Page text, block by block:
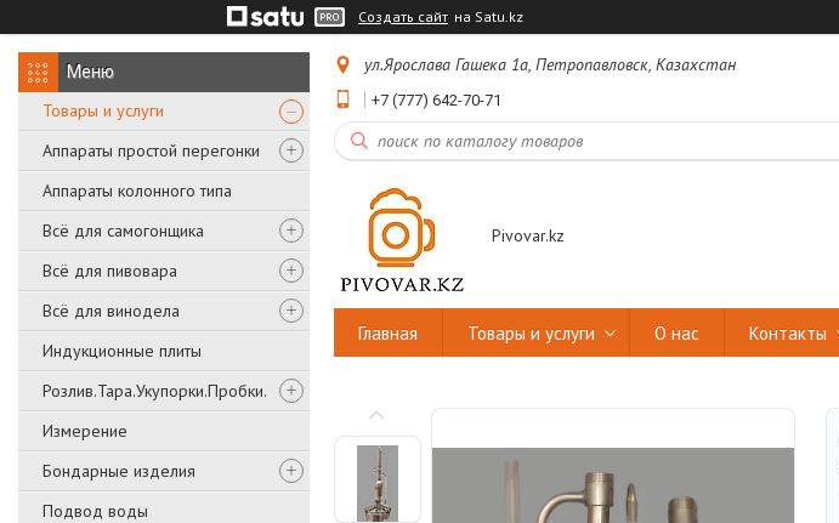
Создать сайт на Satu.kz
Товары и услуги
Аппараты простой перегонки
Аппараты колонного типа
Всё для самогонщика
Всё для пивовара
Всё для винодела
Индукционные плиты
Розлив.Тара.Укупорки.Пробки.
Измерение
Бондарные изделия
Подвод воды
ул.Ярослава Гашека 1а, Петропавловск, Казахстан
+7 (777) 642-70-71
Pivovar.kz
Главная Товары и услуги О нас Контакты